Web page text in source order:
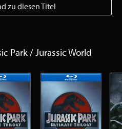
zu diesen Titel
Park / Jurassic World